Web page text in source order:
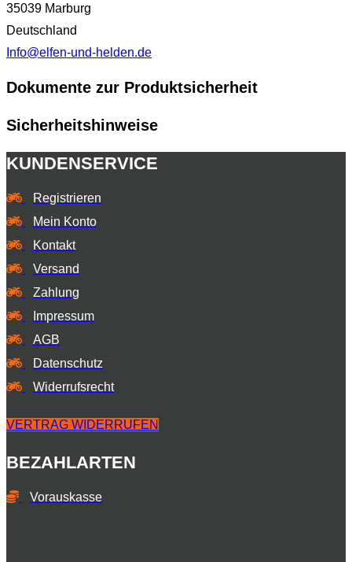
35039 Marburg
Deutschland
Info@elfen-und-helden.de
Dokumente zur Produktsicherheit
Sicherheitshinweise
KUNDENSERVICE
Registrieren
Mein Konto
Kontakt
Versand
Zahlung
Impressum
AGB
Datenschutz
Widerrufsrecht
VERTRAG WIDERRUFEN
BEZAHLARTEN
Vorauskasse